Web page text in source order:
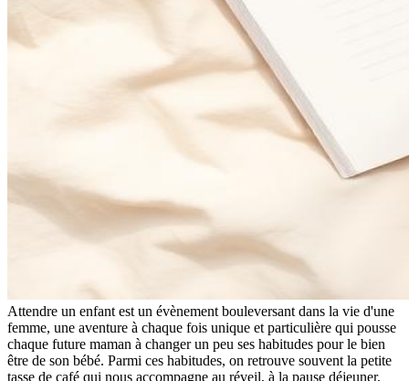
Attendre un enfant est un évènement bouleversant dans la vie d'une
femme, une aventure à chaque fois unique et particulière qui pousse
chaque future maman à changer un peu ses habitudes pour le bien
être de son bébé. Parmi ces habitudes, on retrouve souvent la petite
tasse de café qui nous accompagne au réveil, à la pause déjeuner,